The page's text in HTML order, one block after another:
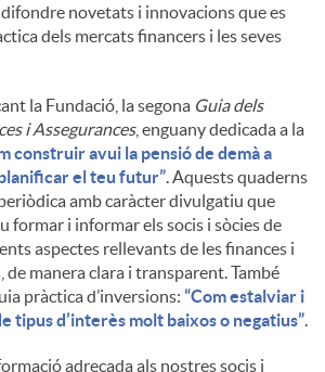
novetats i innovacions que es
dels mercats financers i les seves
la Fundació, la segona Guia dels
i Assegurances, enguany dedicada a la
construir avui la pensió de demà a
el teu futur”. Aquests quaderns
amb caràcter divulgatiu que
formar i informar els socis i sòcies de
aspectes rellevants de les finances i
de manera clara i transparent. També
pràctica d’inversions: “Com estalviar i
tipus d’interès molt baixos o negatius”.
adreçada als nostres socis i